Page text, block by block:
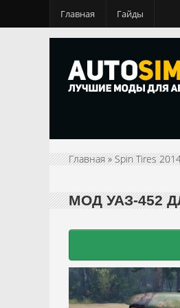
Главная Гайды
Главная»Spin Tires
МОД УАЗ-452